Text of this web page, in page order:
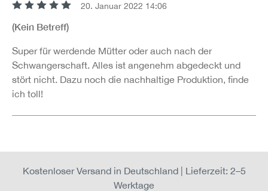
20. Januar 2022 14:06
(Kein Betreff)
Super für werdende Mütter oder auch nach der
Schwangerschaft. Alles ist angenehm abgedeckt und
stört nicht. Dazu noch die nachhaltige Produktion, finde
ich toll!
Kostenloser Versand in Deutschland | Lieferzeit: 2–5
Werktage